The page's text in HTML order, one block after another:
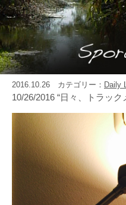
2016.10.26 カテゴリー： Daily
10/26/2016 “日々、トラック